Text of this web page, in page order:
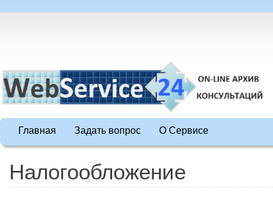
Главная Задать вопрос О Сервисе
Налогообложение